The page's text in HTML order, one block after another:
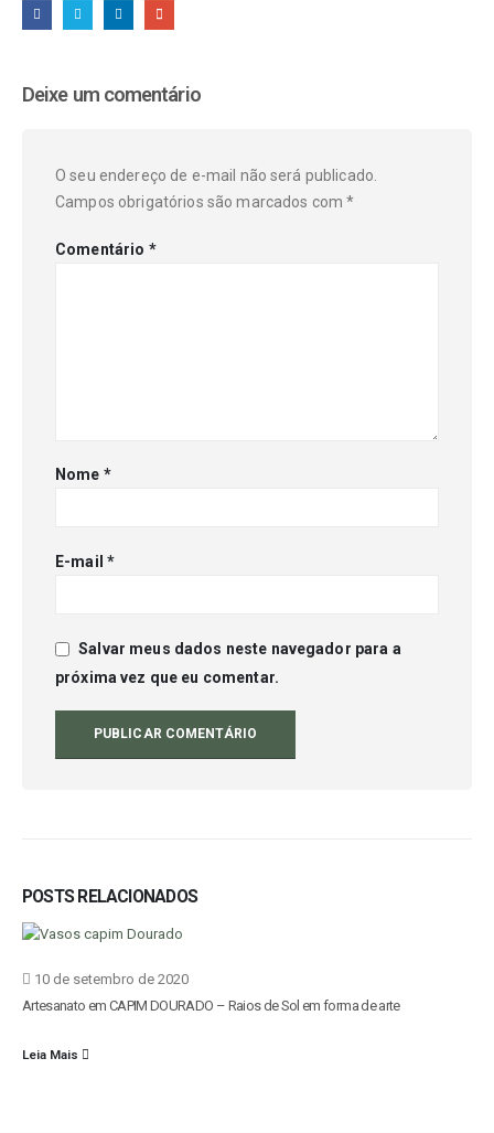
Deixe um comentário
O seu endereço de e-mail não será publicado.
Campos obrigatórios são marcados com*
Comentário *
Nome *
E-mail *
Salvar meus dados neste navegador para a
próxima vez que eu comentar.
POSTS RELACIONADOS
10 de setembro de 2020
Artesanato em CAPIM DOURADO – Raios de Sol em forma de arte
Leia Mais